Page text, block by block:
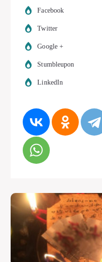
Facebook
Twitter
Google +
Stumbleupon
LinkedIn